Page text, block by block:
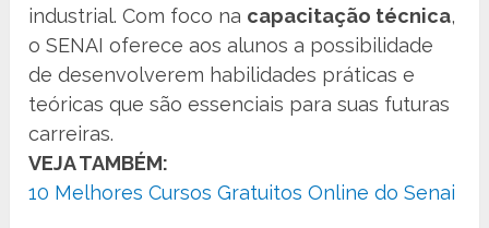
industrial. Com foco na capacitação técnica,
o SENAI oferece aos alunos a possibilidade
de desenvolverem habilidades práticas e
teóricas que são essenciais para suas futuras
carreiras.
VEJA TAMBÉM:
10 Melhores Cursos Gratuitos Online do Senai